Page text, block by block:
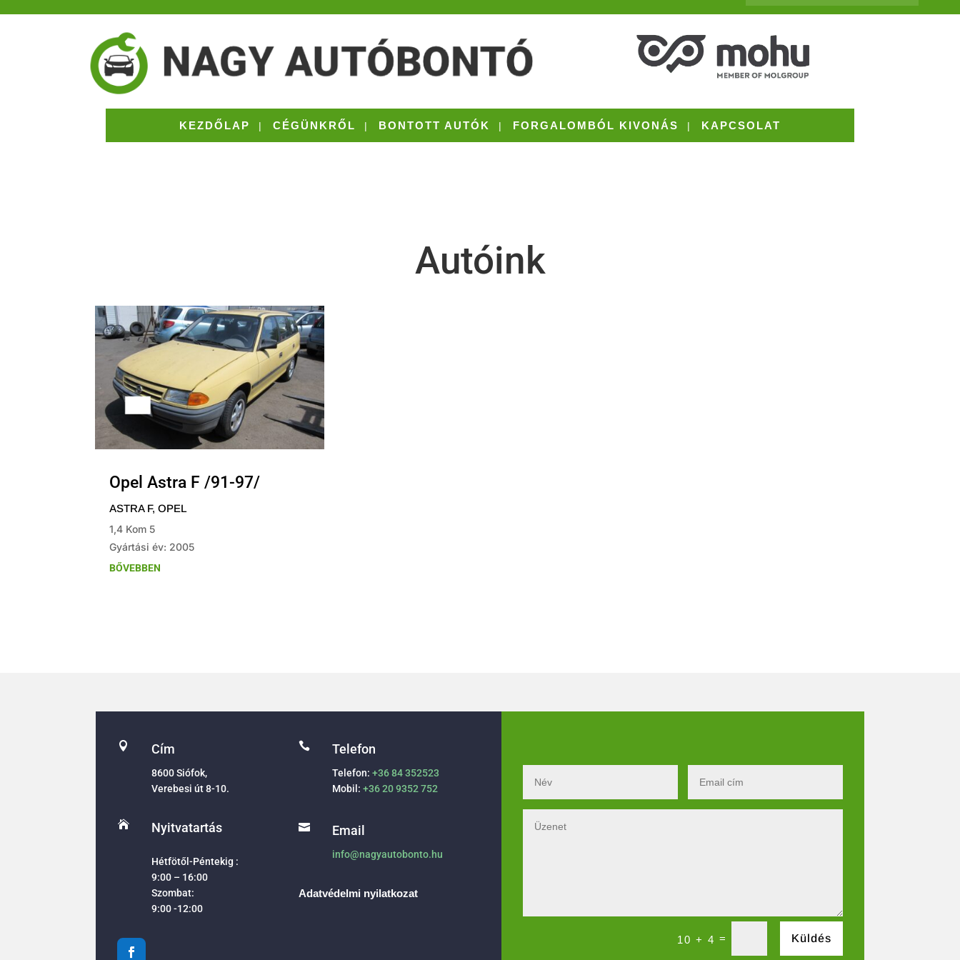
KEZDŐLAP CÉGÜNKRŐL BONTOTT AUTÓK FORGALOMBÓL KIVONÁS KAPCSOLAT
Autóink
Opel Astra F /91-97/
ASTRA F,OPEL
1,4 Kom 5
Gyártási év: 2005
BŐVEBBEN
 Cím
8600 Siófok,
Verebesi út 8-10.
 Nyitvatartás
Hétfötől-Péntekig :
9:00 – 16:00
Szombat:
9:00 -12:00
 Telefon
Telefon:+36 84 352523
Mobil:+36 20 9352 752
 Email
info@nagyautobonto.hu
Adatvédelmi nyilatkozat
10 + 4 = Küldés